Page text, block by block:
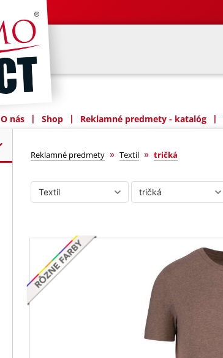
O nás | Shop | Reklamné predmety - katalóg |
tričká
Reklamné predmety » Textil » tričká